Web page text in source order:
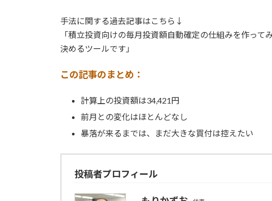
手法に関する過去記事はこちら↓
「積立投資向けの毎月投資額自動確定の仕組みを作っ
決めるツールです」
この記事のまとめ：
計算上の投資額は34,421円
前月との変化はほとんどなし
暴落が来るまでは、まだ大きな買付は控えたい
投稿者プロフィール